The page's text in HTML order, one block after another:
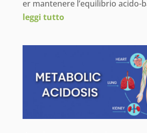
er mantenere l’equilibrio acido-
leggi tutto